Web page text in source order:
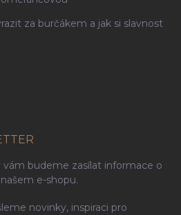
za burčákem a jak si slavnost
budeme zasílat informace o
e-shopu.
novinky, inspiraci pro